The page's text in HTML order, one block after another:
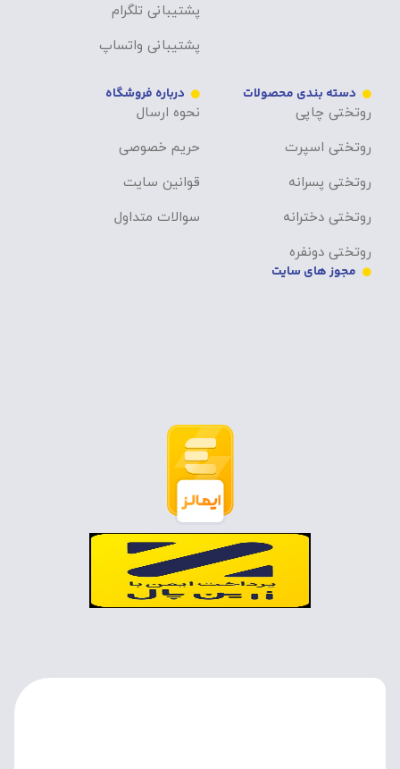
پشتیبانی تلگرام
پشتیبانی واتساپ
دسته بندی محصولات
روتختی چاپی
روتختی اسپرت
روتختی پسرانه
روتختی دخترانه
روتختی دونفره
درباره فروشگاه
نحوه ارسال
حریم خصوصی
قوانین سایت
سوالات متداول
مجوز های سایت